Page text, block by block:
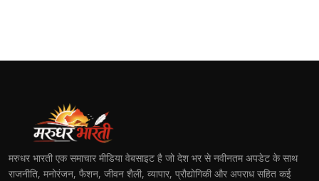
मरुधर भारती एक समाचार मीडिया वेबसाइट है जो देश भर से नवीनतम अपडेट के साथ
राजनीति, मनोरंजन, फैशन, जीवन शैली, व्यापार, प्रौद्योगिकी और अपराध सहित कई